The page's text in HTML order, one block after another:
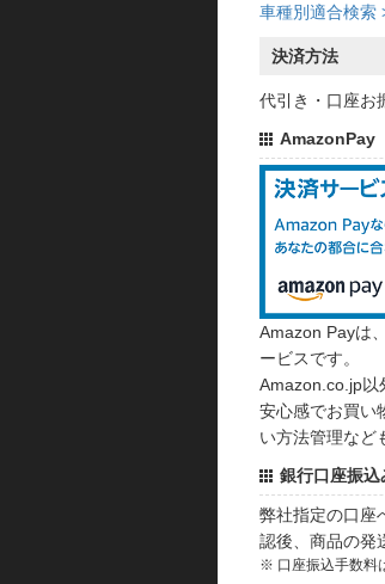
車種別適合検索
決済方法
代引き・口座お
AmazonPay
Amazon Payは
ービスです。
Amazon.co.jp以
安心感でお買い
い方法管理など
銀行口座振込
弊社指定の口座
認後、商品の発
※ 口座振込手数料